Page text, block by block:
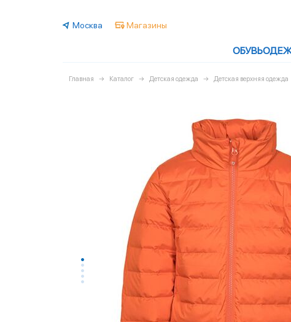
Москва Магазины
ОБУВЬ
Главная Каталог Детская одежда Детская верхняя одежда